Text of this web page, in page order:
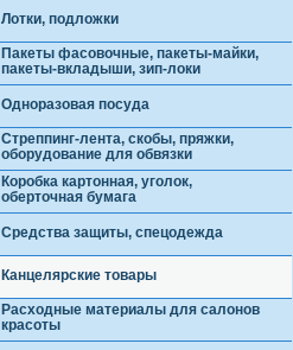
Лотки, подложки
Пакеты фасовочные, пакеты-майки,
пакеты-вкладыши, зип-локи
Одноразовая посуда
Стреппинг-лента, скобы, пряжки,
оборудование для обвязки
Коробка картонная, уголок,
оберточная бумага
Средства защиты, спецодежда
Канцелярские товары
Расходные материалы для салонов
красоты